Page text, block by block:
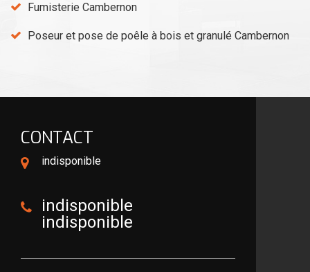
Fumisterie Cambernon
Poseur et pose de poêle à bois et granulé Cambernon
CONTACT
indisponible
indisponible
indisponible